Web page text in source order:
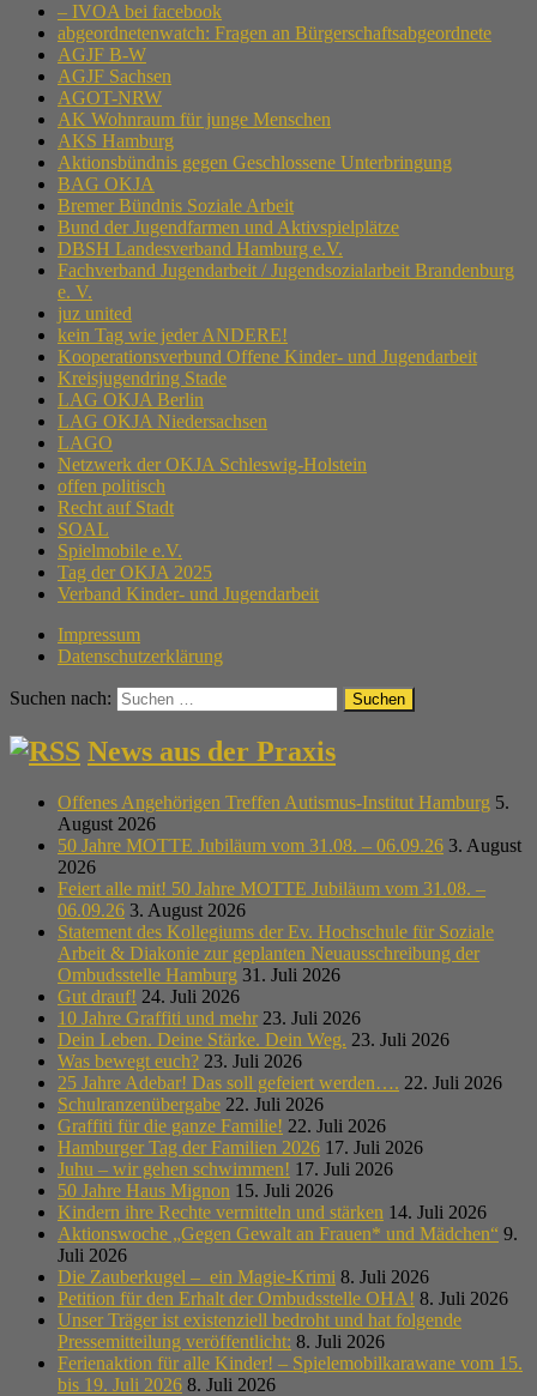
– IVOA bei facebook
abgeordnetenwatch: Fragen an Bürgerschaftsabgeordnete
AGJF B-W
AGJF Sachsen
AGOT-NRW
AK Wohnraum für junge Menschen
AKS Hamburg
Aktionsbündnis gegen Geschlossene Unterbringung
BAG OKJA
Bremer Bündnis Soziale Arbeit
Bund der Jugendfarmen und Aktivspielplätze
DBSH Landesverband Hamburg e.V.
Fachverband Jugendarbeit / Jugendsozialarbeit Brandenburg
e. V.
juz united
kein Tag wie jeder ANDERE!
Kooperationsverbund Offene Kinder- und Jugendarbeit
Kreisjugendring Stade
LAG OKJA Berlin
LAG OKJA Niedersachsen
LAGO
Netzwerk der OKJA Schleswig-Holstein
offen politisch
Recht auf Stadt
SOAL
Spielmobile e.V.
Tag der OKJA 2025
Verband Kinder- und Jugendarbeit
Impressum
Datenschutzerklärung
Suchen nach:
News aus der Praxis
Offenes Angehörigen Treffen Autismus-Institut Hamburg 5.
August 2026
50 Jahre MOTTE Jubiläum vom 31.08. – 06.09.26 3. August
2026
Feiert alle mit! 50 Jahre MOTTE Jubiläum vom 31.08. –
06.09.26 3. August 2026
Statement des Kollegiums der Ev. Hochschule für Soziale
Arbeit & Diakonie zur geplanten Neuausschreibung der
Ombudsstelle Hamburg 31. Juli 2026
Gut drauf! 24. Juli 2026
10 Jahre Graffiti und mehr 23. Juli 2026
Dein Leben. Deine Stärke. Dein Weg. 23. Juli 2026
Was bewegt euch? 23. Juli 2026
25 Jahre Adebar! Das soll gefeiert werden…. 22. Juli 2026
Schulranzenübergabe 22. Juli 2026
Graffiti für die ganze Familie! 22. Juli 2026
Hamburger Tag der Familien 2026 17. Juli 2026
Juhu – wir gehen schwimmen! 17. Juli 2026
50 Jahre Haus Mignon 15. Juli 2026
Kindern ihre Rechte vermitteln und stärken 14. Juli 2026
Aktionswoche „Gegen Gewalt an Frauen* und Mädchen“ 9.
Juli 2026
Die Zauberkugel – ein Magie-Krimi 8. Juli 2026
Petition für den Erhalt der Ombudsstelle OHA! 8. Juli 2026
Unser Träger ist existenziell bedroht und hat folgende
Pressemitteilung veröffentlicht: 8. Juli 2026
Ferienaktion für alle Kinder! – Spielemobilkarawane vom 15.
bis 19. Juli 2026 8. Juli 2026